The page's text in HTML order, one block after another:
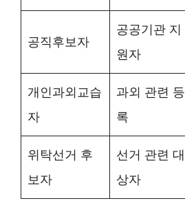
공직후보자
공공기관 지
원자
개인과외교습
자
과외 관련 등
록
위탁선거 후
보자
선거 관련 대
상자